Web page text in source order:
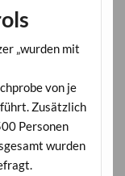
„wurden mit
von je
Zusätzlich
Personen
wurden